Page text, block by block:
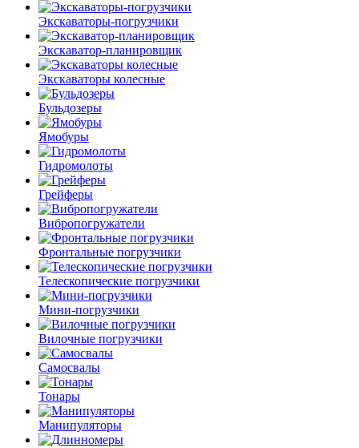
Экскаваторы-погрузчики
Экскаватор-планировщик
Экскаваторы колесные
Бульдозеры
Ямобуры
Гидромолоты
Грейферы
Вибро­погружатели
Фронтальные погрузчики
Телескопические погрузчики
Мини-погрузчики
Вилочные погрузчики
Самосвалы
Тонары
Манипуляторы